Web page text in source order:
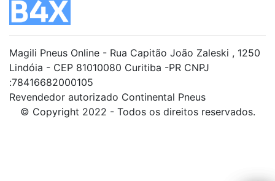
Magili Pneus Online - Rua Capitão João Zaleski , 1250
Lindóia - CEP 81010080 Curitiba -PR CNPJ
:78416682000105
Revendedor autorizado Continental Pneus
© Copyright 2022 - Todos os direitos reservados.